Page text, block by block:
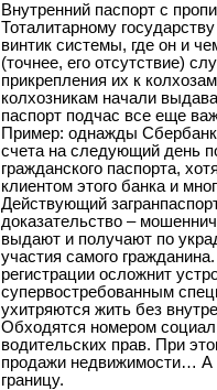
Внутренний паспорт с
Тоталитарному
винтик системы, где он и
(точнее, его отсутствие)
прикрепления их к
колхозникам начали
паспорт подчас все еще
Пример: однажды Сбербанк
счета на следующий день
гражданского паспорта,
клиентом этого банка и
Действующий
доказательство –
выдают и получают по
участия самого
регистрации осложнит
супервостребованным
ухитряются жить без
Обходятся номером
водительских прав. При
продажи недвижимости… А
границу.